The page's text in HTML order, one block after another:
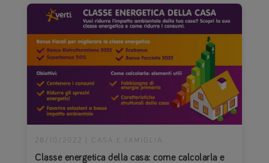
Classe energetica della casa: come calcolarla e
28/10/2022 CASA E FAMIGLIA